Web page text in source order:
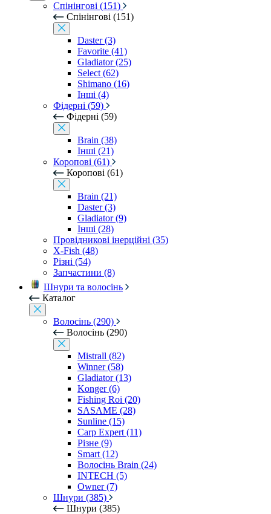
Спінінгові (151)
Спінінгові (151)
Daster (3)
Favorite (41)
Gladiator (25)
Select (62)
Shimano (16)
Інші (4)
Фідерні (59)
Фідерні (59)
Brain (38)
Інші (21)
Коропові (61)
Коропові (61)
Brain (21)
Daster (3)
Gladiator (9)
Інші (28)
Провідникові інерційні (35)
X-Fish (48)
Різні (54)
Запчастини (8)
Шнури та волосінь
Каталог
Волосінь (290)
Волосінь (290)
Mistrall (82)
Winner (58)
Gladiator (13)
Konger (6)
Fishing Roi (20)
SASAME (28)
Sunline (15)
Carp Expert (11)
Різне (9)
Smart (12)
Волосінь Brain (24)
INTECH (5)
Owner (7)
Шнури (385)
Шнури (385)